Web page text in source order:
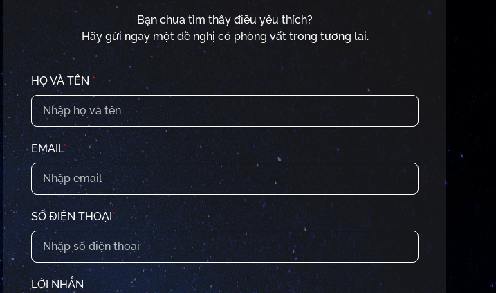
Bạn chưa tìm thấy điều yêu thích?
Hãy gửi ngay một đề nghị có phòng vất trong tương lai.
HỌ VÀ TÊN *
EMAIL*
SỐ ĐIỆN THOẠI*
LỜI NHẮN